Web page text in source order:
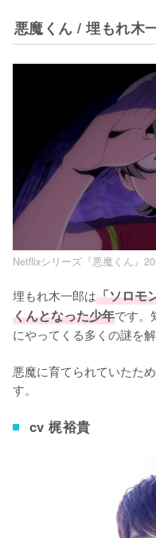
悪魔くん / 埋もれ木
Netflixシリーズ『悪魔くん』
埋もれ木一郎は「ソロモ
くんとなった少年です。
にやってくる多くの謎を解
悪魔に育てられていたた
す。
cv 梶裕貴